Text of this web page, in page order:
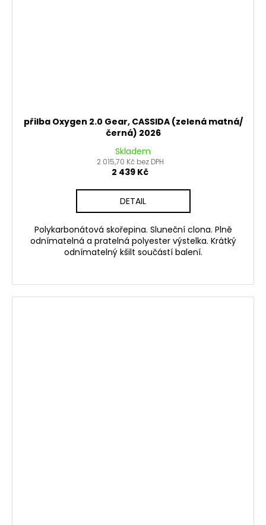
přilba Oxygen 2.0 Gear, CASSIDA (zelená matná/
černá) 2026
Skladem
2 015,70 Kč bez DPH
2 439 Kč
DETAIL
Polykarbonátová skořepina. Sluneční clona. Plně
odnímatelná a pratelná polyester výstelka. Krátký
odnímatelný kšilt součástí balení.